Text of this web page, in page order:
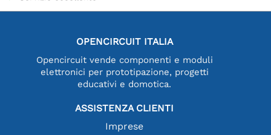
OPENCIRCUIT ITALIA
Opencircuit vende componenti e moduli
elettronici per prototipazione, progetti
educativi e domotica.
ASSISTENZA CLIENTI
Imprese